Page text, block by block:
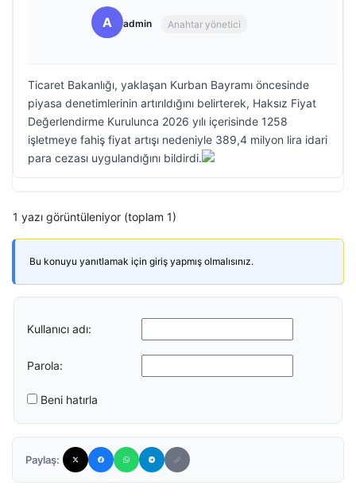
A admin Anahtar yönetici
Ticaret Bakanlığı, yaklaşan Kurban Bayramı öncesinde
piyasa denetimlerinin artırıldığını belirterek, Haksız Fiyat
Değerlendirme Kurulunca 2026 yılı içerisinde 1258
işletmeye fahiş fiyat artışı nedeniyle 389,4 milyon lira idari
para cezası uygulandığını bildirdi.
1 yazı görüntüleniyor (toplam 1)
Bu konuyu yanıtlamak için giriş yapmış olmalısınız.
Kullanıcı adı:
Parola:
Beni hatırla
Paylaş: